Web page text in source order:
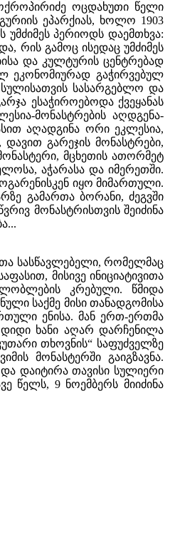
ოცდახუთი წელი
ეპარქიას, ხოლო 1903
პერიოდს დაემთხვა:
რის გამოც ისედაც უმძიმეს
და კულტურის ცენტრებად
ეკონომიურად გაჭირვებულ
სულისათვის სასარგებლო და
ესაჭიროებოდა ქვეყანას
მონასტრების აღდგენა-
აღადგინა ორი ეკლესია,
გარეჯის მონასტრები,
მცხეთის ათორმეტ
აჭარასა და იმერეთში.
იყო მიმართული.
გამართა ბორანი, ძეგვში
მონასტრისთვის შეიძინა
სასწავლებელი, რომელმაც
მისივე ინიციატივითა
კრებული. წმიდა
საქმე მისი თანადგომისა
ენისა. მან ერთ-ერთმა
ხანი აღარ დარჩენილა
თხოვნის“ საფუძველზე
მონასტერში გაიგზავნა.
დაიტირა თავისი სულიერი
წელს, 9 ნოემბერს მიიძინა